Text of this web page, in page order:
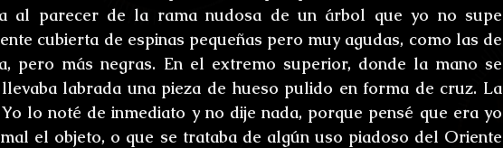
al parecer de la rama nudosa de un árbol que yo no supe
cubierta de espinas pequeñas pero muy agudas, como las de
pero más negras. En el extremo superior, donde la mano se
labrada una pieza de hueso pulido en forma de cruz. La
lo noté de inmediato y no dije nada, porque pensé que era yo
el objeto, o que se trataba de algún uso piadoso del Oriente